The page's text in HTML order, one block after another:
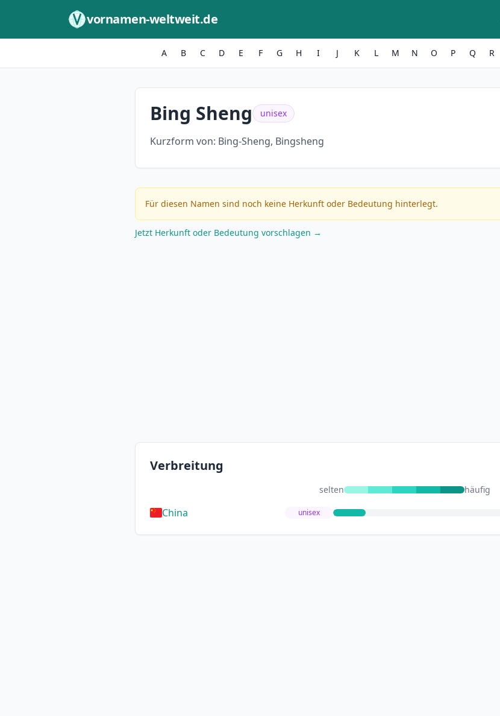
vornamen-weltweit.de
A B C D E F G H I J K L M N O P Q R
Bing Sheng unisex
Kurzform von: Bing-Sheng, Bingsheng
Für diesen Namen sind noch keine Herkunft oder Bedeutung hinterlegt.
Jetzt Herkunft oder Bedeutung vorschlagen →
Verbreitung
selten häufig
China unisex